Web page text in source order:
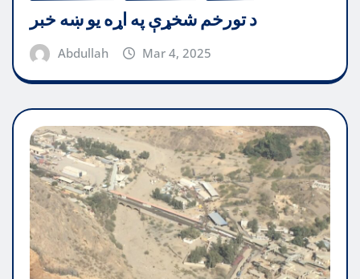
د تورخم شخړې په اړه یو ښه خبر
Abdullah Mar 4, 2025